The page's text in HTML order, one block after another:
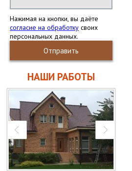
Нажимая на кнопки, вы даёте
согласие на обработку своих
персональных данных.
Отправить
НАШИ РАБОТЫ